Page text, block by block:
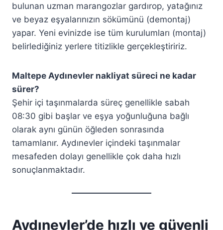
bulunan uzman marangozlar gardırop, yatağınız
ve beyaz eşyalarınızın sökümünü (demontaj)
yapar. Yeni evinizde ise tüm kurulumları (montaj)
belirlediğiniz yerlere titizlikle gerçekleştiririz.
Maltepe Aydınevler nakliyat süreci ne kadar
sürer?
Şehir içi taşınmalarda süreç genellikle sabah
08:30 gibi başlar ve eşya yoğunluğuna bağlı
olarak aynı günün öğleden sonrasında
tamamlanır. Aydınevler içindeki taşınmalar
mesafeden dolayı genellikle çok daha hızlı
sonuçlanmaktadır.
Aydınevler’de hızlı ve güvenli